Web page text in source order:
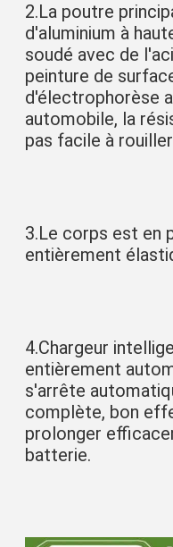
2.La poutre
d'aluminium à
soudé avec de
peinture de
d'électrophorèse
automobile, la
pas facile à
3.Le corps est en
entièrement
4.Chargeur
entièrement
s'arrête
complète, bon
prolonger
batterie.